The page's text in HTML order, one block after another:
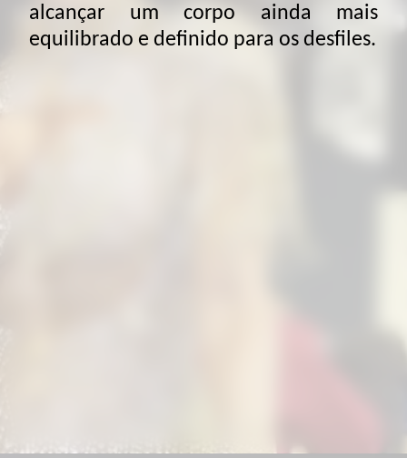
alcançar um corpo ainda mais
equilibrado e definido para os desfiles.